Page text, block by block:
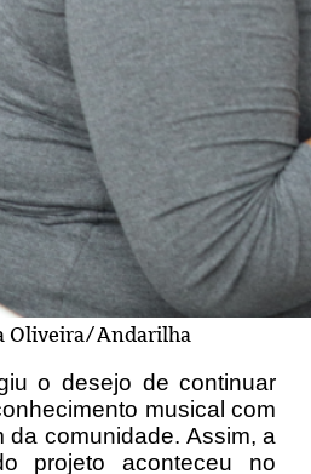
Oliveira/Andarilha
o desejo de continuar
musical com
da comunidade. Assim, a
projeto aconteceu no